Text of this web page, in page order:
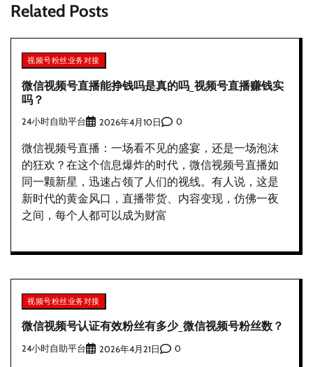
Related Posts
视频号粉丝业务对接
微信视频号直播能挣钱吗是真的吗_视频号直播赚钱实
吗？
24小时自助平台 2026年4月10日 0
微信视频号直播：一场看不见的盛宴，还是一场泡沫
的狂欢？在这个信息爆炸的时代，微信视频号直播如
同一颗新星，迅速占领了人们的视线。有人说，这是
新时代的黄金风口，直播带货、内容变现，仿佛一夜
之间，每个人都可以成为财富
视频号粉丝业务对接
微信视频号认证有效粉丝有多少_微信视频号粉丝数？
24小时自助平台 2026年4月21日 0